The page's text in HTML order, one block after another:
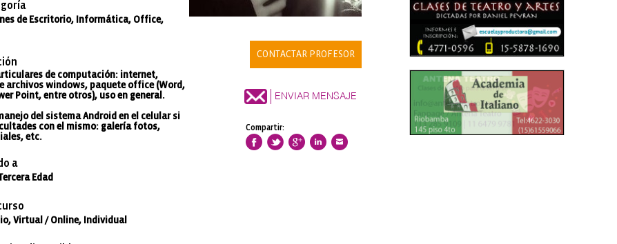
CONTACTAR PROFESOR
ENVIAR MENSAJE
Compartir:
de Escritorio, Informática, Office,
de computación: internet,
archivos windows, paquete office (Word,
Point, entre otros), uso en general.
del sistema Android en el celular si
con el mismo: galería fotos,
etc.
a
Edad
Virtual / Online, Individual